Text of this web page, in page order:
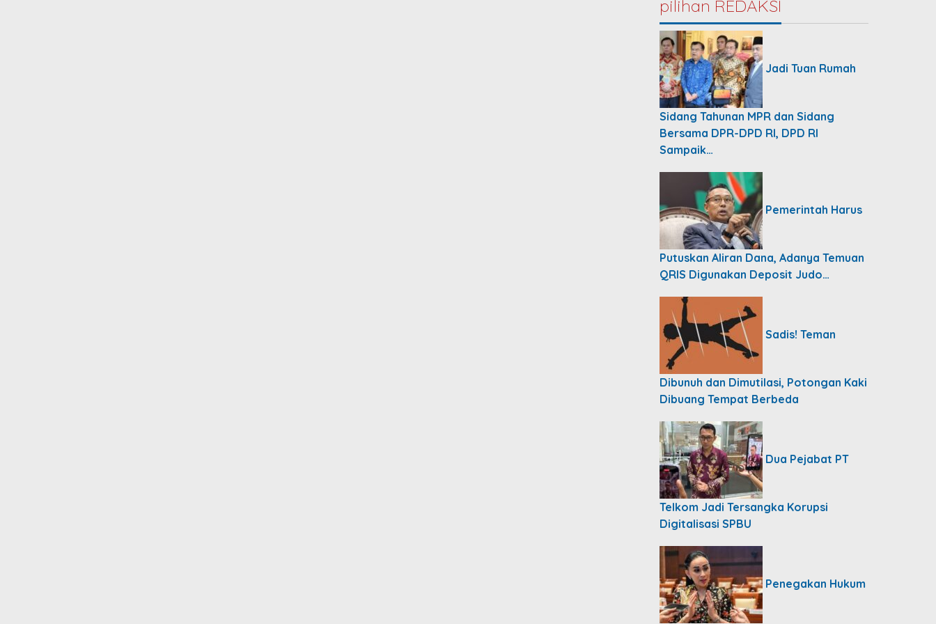
pilihan REDAKSI
Jadi Tuan Rumah
Sidang Tahunan MPR dan Sidang
Bersama DPR-DPD RI, DPD RI
Sampaik…
Pemerintah Harus
Putuskan Aliran Dana, Adanya Temuan
QRIS Digunakan Deposit Judo…
Sadis! Teman
Dibunuh dan Dimutilasi, Potongan Kaki
Dibuang Tempat Berbeda
Dua Pejabat PT
Telkom Jadi Tersangka Korupsi
Digitalisasi SPBU
Penegakan Hukum